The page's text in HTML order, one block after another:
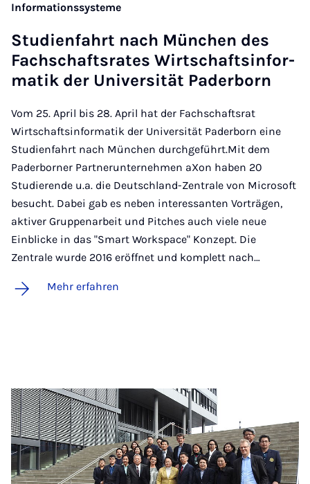
Informationssysteme
Stu­di­en­fahrt nach Mün­chen des
Fach­schafts­ra­tes Wirt­schafts­in­for­
ma­tik der Uni­ver­si­tät Pa­der­born
Vom 25. April bis 28. April hat der Fachschaftsrat
Wirtschaftsinformatik der Universität Paderborn eine
Studienfahrt nach München durchgeführt.Mit dem
Paderborner Partnerunternehmen aXon haben 20
Studierende u.a. die Deutschland-Zentrale von Microsoft
besucht. Dabei gab es neben interessanten Vorträgen,
aktiver Gruppenarbeit und Pitches auch viele neue
Einblicke in das "Smart Workspace" Konzept. Die
Zentrale wurde 2016 eröffnet und komplett nach…
Mehr erfahren